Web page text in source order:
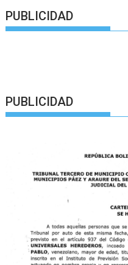
PUBLICIDAD
PUBLICIDAD